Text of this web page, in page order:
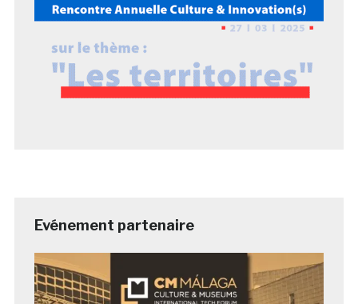
Evénement partenaire